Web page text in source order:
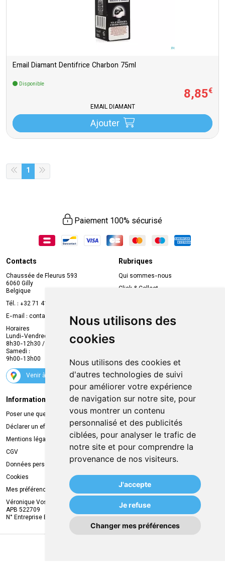
Nous utilisons des
cookies
Nous utilisons des cookies et
d'autres technologies de suivi
pour améliorer votre expérience
de navigation sur notre site, pour
vous montrer un contenu
personnalisé et des publicités
ciblées, pour analyser le trafic de
notre site et pour comprendre la
provenance de nos visiteurs.
J'accepte
Je refuse
Changer mes préférences
Email Diamant Dentifrice Charbon 75ml
Disponible
8,85€
EMAIL DIAMANT
Ajouter
1
Paiement 100% sécurisé
Contacts
Chaussée de Fleurus 593
6060 Gilly
Belgique
Tél. : +32 71 41 32 10
E-mail : contact
mvapharma.be
Horaires
Lundi-Vendredi :
8h30-12h30 / 13h30-18h30
Samedi :
9h00-13h00
Venir à la pharmacie
Rubriques
Qui sommes-nous
Click & Collect
Compte professionnel
Envoi d’ordonnance
Suivez-nous
Informations légales
Poser une question
Déclarer un effet indésirable
Mentions légales
CGV
Données personnelles
Cookies
Mes préférences Cookies
Véronique Vos
APB 522709
N° Entreprise BE0749.944.612
Livraison
Retrait à la pharmacie
Livraison chez vous
Livraison dans un Point Relais